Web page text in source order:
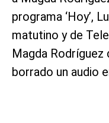
programa ‘Hoy’,
matutino y de
Magda Rodríguez
borrado un audio